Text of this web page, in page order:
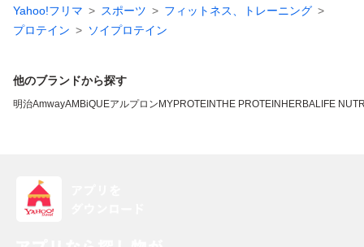
Yahoo!フリマ スポーツ
フィットネス、トレーニング
プロテイン
ソイプロテイン
他のブランドから探す
明治AmwayAMBiQUEアルプロン MYPROTEINTHE PROTEIN HERBALIFE